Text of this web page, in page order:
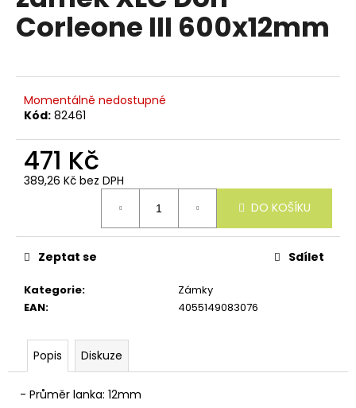
0,0
z
Corleone III 600x12mm
Momentálně nedostupné
Kód: 82461
471 Kč
389,26 Kč bez DPH
DO KOŠÍKU
Kategorie:
Zámky
EAN: 4055149083076
Zeptat se Sdílet
Popis Diskuze
- Průměr lanka: 12mm
n
a
t
?
HLEDAT
D
o
p
č
u